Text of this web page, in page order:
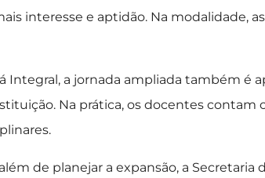
interesse e aptidão. Na modalidade,
Integral, a jornada ampliada também é
Na prática, os docentes contam
além de planejar a expansão, a